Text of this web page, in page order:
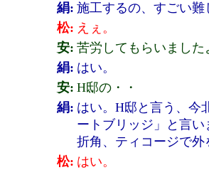
絹: 施工するの、すごい難
松: えぇ。
安: 苦労してもらいました
絹: はい。
安: H邸の・・
絹: はい。H邸と言う、今
ートブリッジ」と言い
折角、ティコージで
松: はい。